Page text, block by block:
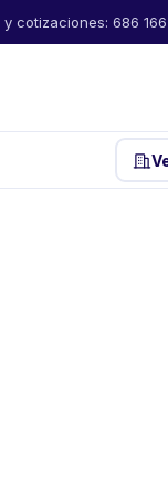
cotizaciones: 686 166